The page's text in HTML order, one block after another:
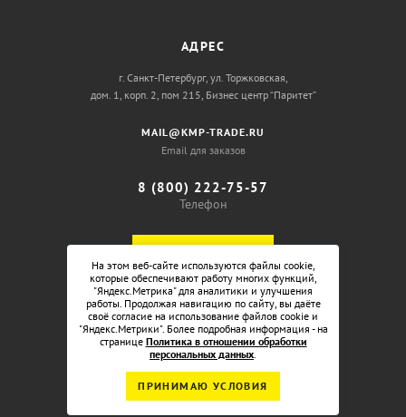
АДРЕС
г. Санкт-Петербург, ул. Торжковская,
дом. 1, корп. 2, пом 215, Бизнес центр “Паритет”
MAIL@KMP-TRADE.RU
Email для заказов
8 (800) 222-75-57
Телефон
На этом веб-сайте используются файлы cookie,
которые обеспечивают работу многих функций,
"Яндекс.Метрика" для аналитики и улучшения
работы. Продолжая навигацию по сайту, вы даёте
своё согласие на использование файлов cookie и
"Яндекс.Метрики". Более подробная информация - на
странице Политика в отношении обработки
персональных данных.
ПРИНИМАЮ УСЛОВИЯ